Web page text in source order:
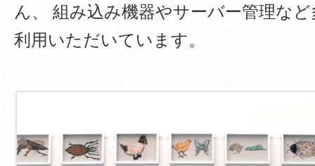
ん、
組み込み機器やサーバー管理な
利用いただいています。